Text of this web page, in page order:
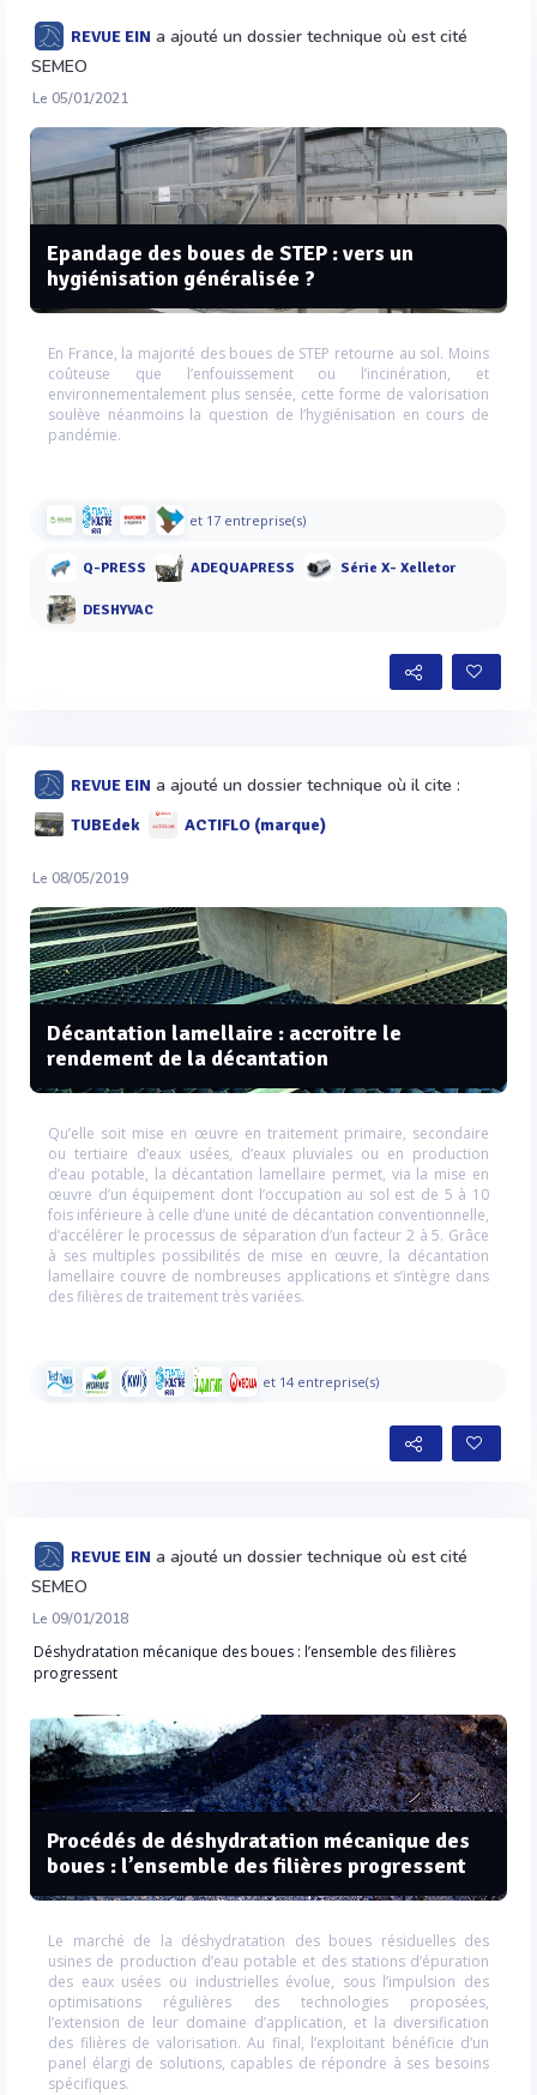
REVUE EIN a ajouté un dossier technique où est cité
SEMEO
Le 05/01/2021
Epandage des boues de STEP : vers un
hygiénisation généralisée ?
En France, la majorité des boues de STEP retourne au sol. Moins
coûteuse que l’enfouissement ou l’incinération, et
environnementalement plus sensée, cette forme de valorisation
soulève néanmoins la question de l’hygiénisation en cours de
pandémie.
et 17 entreprise(s)
Q-PRESS ADEQUAPRESS Série X- Xelletor
DESHYVAC
REVUE EIN a ajouté un dossier technique où il cite :
TUBEdek ACTIFLO (marque)
Le 08/05/2019
Décantation lamellaire : accroitre le
rendement de la décantation
Qu’elle soit mise en œuvre en traitement primaire, secondaire
ou tertiaire d’eaux usées, d’eaux pluviales ou en production
d’eau potable, la décantation lamellaire permet, via la mise en
œuvre d’un équipement dont l’occupation au sol est de 5 à 10
fois inférieure à celle d’une unité de décantation conventionnelle,
d’accélérer le processus de séparation d’un facteur 2 à 5. Grâce
à ses multiples possibilités de mise en œuvre, la décantation
lamellaire couvre de nombreuses applications et s’intègre dans
des filières de traitement très variées.
et 14 entreprise(s)
REVUE EIN a ajouté un dossier technique où est cité
SEMEO
Le 09/01/2018
Déshydratation mécanique des boues : l’ensemble des filières
progressent
Procédés de déshydratation mécanique des
boues : l’ensemble des filières progressent
Le marché de la déshydratation des boues résiduelles des
usines de production d’eau potable et des stations d’épuration
des eaux usées ou industrielles évolue, sous l’impulsion des
optimisations régulières des technologies proposées,
l’extension de leur domaine d’application, et la diversification
des filières de valorisation. Au final, l’exploitant bénéficie d’un
panel élargi de solutions, capables de répondre à ses besoins
spécifiques.